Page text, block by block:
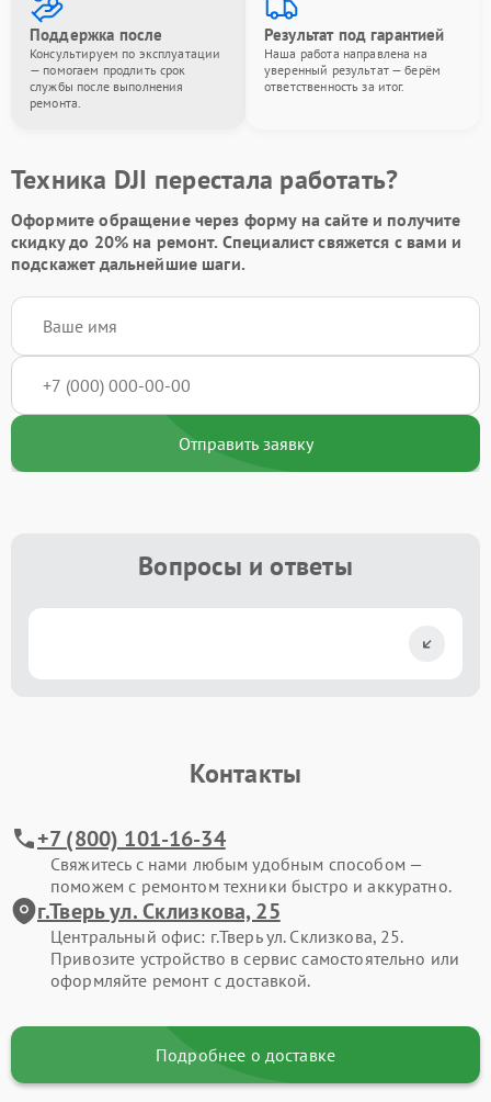
Поддержка после
Консультируем по эксплуатации
— помогаем продлить срок
службы после выполнения
ремонта.
Результат под гарантией
Наша работа направлена на
уверенный результат — берём
ответственность за итог.
Техника DJI перестала работать?
Оформите обращение через форму на сайте и получите
скидку до 20%на ремонт. Специалист свяжется с вами и
подскажет дальнейшие шаги.
Отправить заявку
Вопросы и ответы
Контакты
+7 (800) 101-16-34
Свяжитесь с нами любым удобным способом —
поможем с ремонтом техники быстро и аккуратно.
г.Тверь ул. Склизкова, 25
Центральный офис: г.Тверь ул. Склизкова, 25.
Привозите устройство в сервис самостоятельно или
оформляйте ремонт с доставкой.
Подробнее о доставке